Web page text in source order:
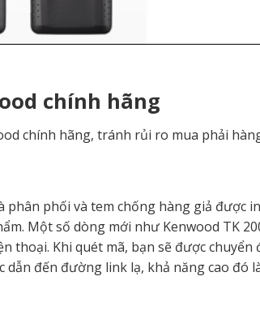
chính hãng
chính hãng, tránh rủi ro mua phải
phối và tem chống hàng giả được
Một số dòng mới như Kenwood TK
thoại. Khi quét mã, bạn sẽ được chuyển
đến đường link lạ, khả năng cao đó